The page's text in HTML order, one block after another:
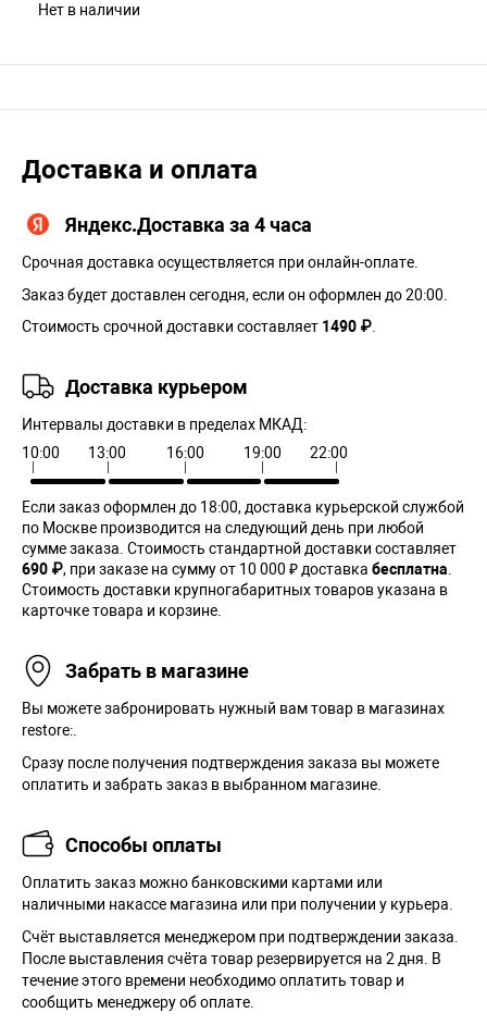
Нет в наличии
Доставка и оплата
Яндекс.Доставка за 4 часа
Срочная доставка осуществляется при онлайн-оплате.
Заказ будет доставлен сегодня, если он оформлен до 20:00.
Стоимость срочной доставки составляет 1490 ₽.
Доставка курьером
Интервалы доставки в пределах МКАД:
10:00
13:00 16:00 19:00 22:00
Если заказ оформлен до 18:00, доставка курьерской службой
по Москве производится на следующий день при любой
сумме заказа. Cтоимость стандартной доставки составляет
690 ₽, при заказе на сумму от 10 000 ₽ доставка бесплатна.
Стоимость доставки крупногабаритных товаров указана в
карточке товара и корзине.
Забрать в магазине
Вы можете забронировать нужный вам товар в магазинах
restore:.
Сразу после получения подтверждения заказа вы можете
оплатить и забрать заказ в выбранном магазине.
Способы оплаты
Оплатить заказ можно банковскими картами или
наличными накассе магазина или при получении у курьера.
Cчёт выставляется менеджером при подтверждении заказа.
После выставления счёта товар резервируется на 2 дня. В
течение этого времени необходимо оплатить товар и
сообщить менеджеру об оплате.